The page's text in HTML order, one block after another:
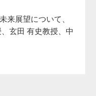
来展望について、
玄田 有史教授、中